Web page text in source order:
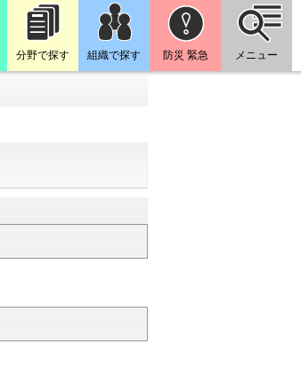
分野で探す 組織で探す 防災 緊急 メニュー